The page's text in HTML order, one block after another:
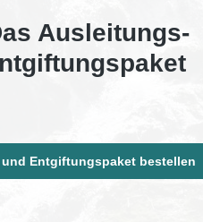
Ausleitungs-
Entgiftungspaket bestellen